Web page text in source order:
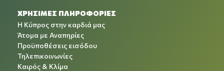
ΧΡΉΣΙΜΕΣ ΠΛΗΡΟΦΟΡΊΕΣ
Η Κύπρος στην καρδιά μας
Άτομα με Αναπηρίες
Προϋποθέσεις εισόδου
Τηλεπικοινωνίες
Καιρός & Κλίμα